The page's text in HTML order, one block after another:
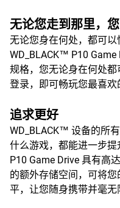
无论您走到那里，
无论您身在何处，都可
WD_BLACK™ P10
规格，您无论身在何处都
登录，即可畅玩您最喜欢
追求更好
WD_BLACK™ 设备的所
什么游戏，都能进一步
P10 Game Drive 具有高
的额外存储空间，可将
平，让您随身携带并毫无